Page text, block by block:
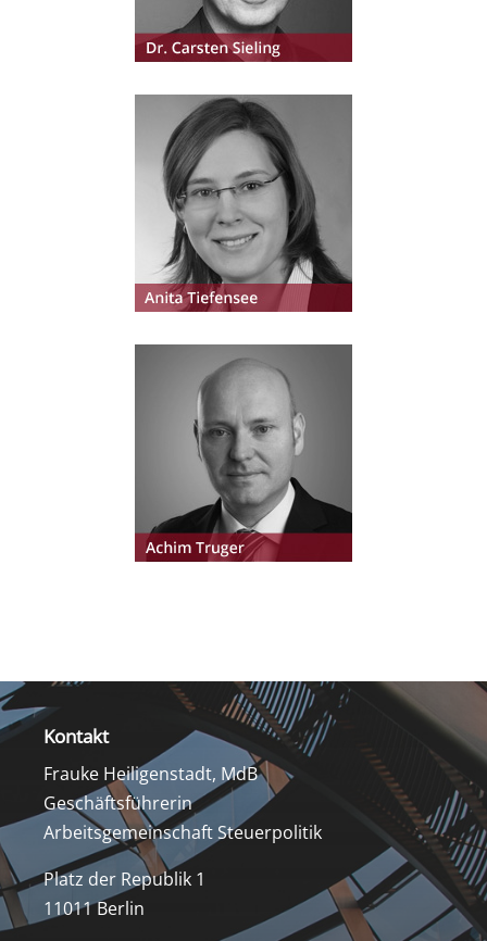
Kontakt
Frauke Heiligenstadt, MdB
Geschäftsführerin
Arbeitsgemeinschaft Steuerpolitik
Platz der Republik 1
11011 Berlin